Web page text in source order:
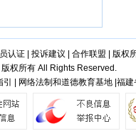
认证| 投诉建议 合作联盟 版权
权所有 All Rights Reserved.
| 网络法制和道德教育基地 |福建